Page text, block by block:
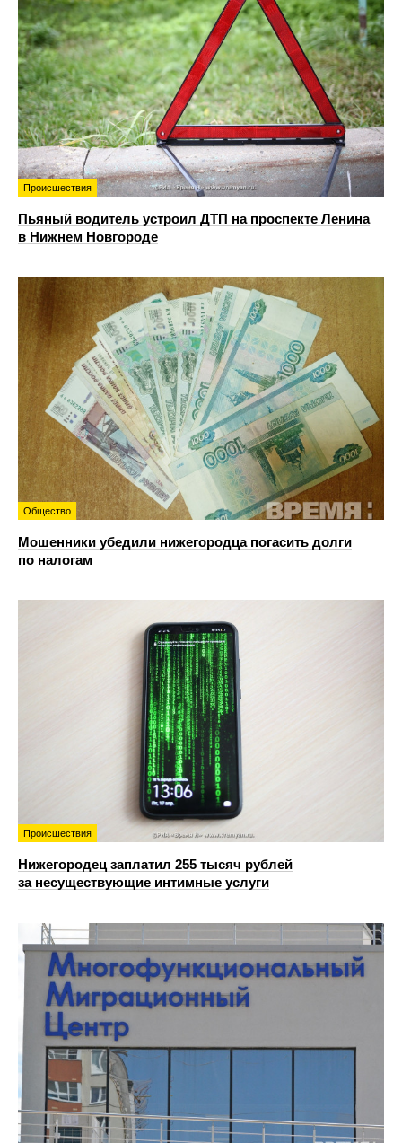
Происшествия
Пьяный водитель устроил ДТП на проспекте Ленина
в Нижнем Новгороде
Общество
Мошенники убедили нижегородца погасить долги
по налогам
Происшествия
Нижегородец заплатил 255 тысяч рублей
за несуществующие интимные услуги